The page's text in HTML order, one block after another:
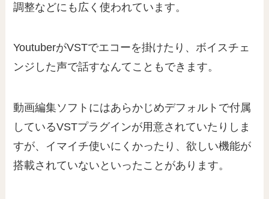
調整などにも広く使われています。
YoutuberがVSTでエコーを掛けたり、ボイスチェ
ンジした声で話すなんてこともできます。
動画編集ソフトにはあらかじめデフォルトで付属
しているVSTプラグインが用意されていたりしま
すが、イマイチ使いにくかったり、欲しい機能が
搭載されていないといったことがあります。